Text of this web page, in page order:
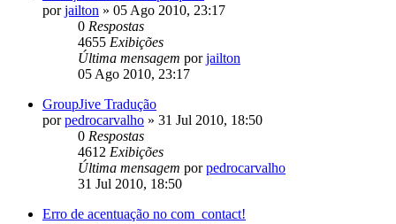
porjailton » 05 Ago 2010, 23:17
0 Respostas
4655 Exibições
Última mensagem porjailton
05 Ago 2010, 23:17
GroupJive Tradução
porpedrocarvalho » 31 Jul 2010, 18:50
0 Respostas
4612 Exibições
Última mensagem porpedrocarvalho
31 Jul 2010, 18:50
Erro de acentuação no com_contact!